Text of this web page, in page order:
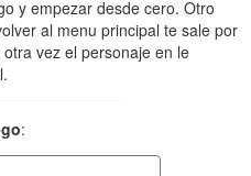
y empezar desde cero. Otro
al menu principal te sale por
vez el personaje en le
: